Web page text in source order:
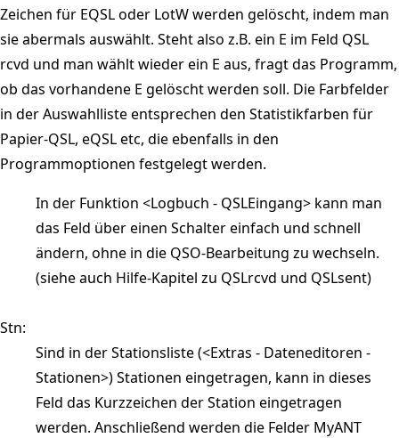
Zeichen für EQSL oder LotW werden gelöscht, indem man
sie abermals auswählt. Steht also z.B. ein E im Feld QSL
rcvd und man wählt wieder ein E aus, fragt das Programm,
ob das vorhandene E gelöscht werden soll. Die Farbfelder
in der Auswahlliste entsprechen den Statistikfarben für
Papier-QSL, eQSL etc, die ebenfalls in den
Programmoptionen festgelegt werden.
In der Funktion <Logbuch - QSLEingang> kann man
das Feld über einen Schalter einfach und schnell
ändern, ohne in die QSO-Bearbeitung zu wechseln.
(siehe auch Hilfe-Kapitel zu QSLrcvd und QSLsent)
Stn:
Sind in der Stationsliste (<Extras - Dateneditoren -
Stationen>) Stationen eingetragen, kann in dieses
Feld das Kurzzeichen der Station eingetragen
werden. Anschließend werden die Felder MyANT